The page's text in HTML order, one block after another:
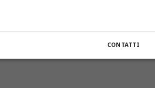
CONTATTI